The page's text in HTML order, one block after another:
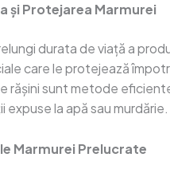
și Protejarea Marmurei
durata de viață a
care le protejează
rășini sunt metode
expuse la apă sau murdărie.
Marmurei Prelucrate